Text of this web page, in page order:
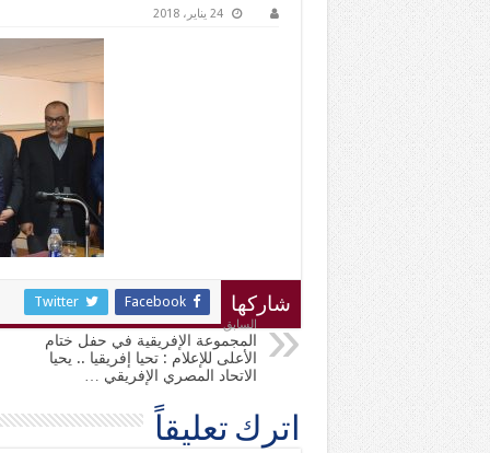
24 يناير، 2018
شاركها Facebook
Twitter
السابق
المجموعة الإفريقية في حفل ختام
الأعلى للإعلام : تحيا إفريقيا .. يحيا
الاتحاد المصري الإفريقي …
اترك تعليقاً